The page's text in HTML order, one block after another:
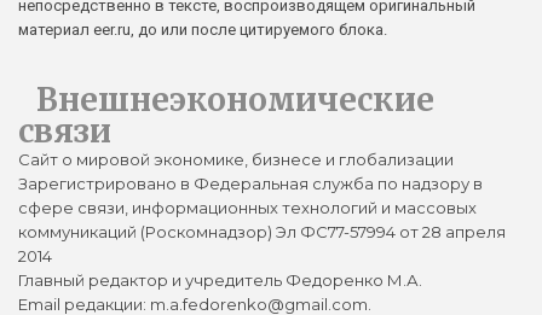
непосредственно в тексте, воспроизводящем оригинальный
материал eer.ru, до или после цитируемого блока.
Внешнеэкономические
связи
Сайт о мировой экономике, бизнесе и глобализации
Зарегистрировано в Федеральная служба по надзору в
сфере связи, информационных технологий и массовых
коммуникаций (Роскомнадзор) Эл ФС77-57994 от 28 апреля
2014
Главный редактор и учредитель Федоренко М.А.
Email редакции: m.a.fedorenko@gmail.com.